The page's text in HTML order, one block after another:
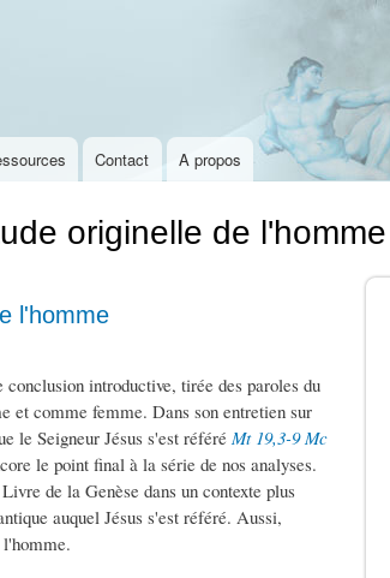
Contact A propos
originelle de l'homme
l'homme
introductive, tirée des paroles du
et comme femme. Dans son entretien sur
le Seigneur Jésus s'est référé Mt 19,3-9 Mc
le point final à la série de nos analyses.
de la Genèse dans un contexte plus
auquel Jésus s'est référé. Aussi,